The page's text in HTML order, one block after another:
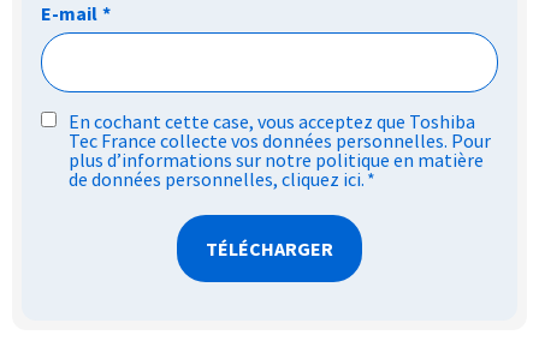
E-mail *
RGPDEn cochant cette case, vous acceptez que Toshiba
Tec France collecte vos données personnelles. Pour
plus d’informations sur notre politique en matière
de données personnelles, cliquez ici.*